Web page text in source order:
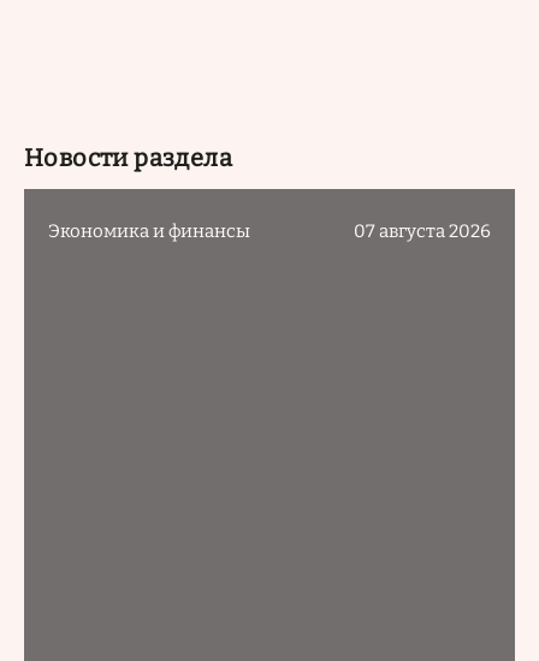
Новости раздела
Экономика и финансы 07 августа 2026